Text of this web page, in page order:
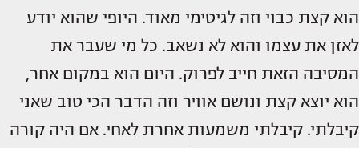
הוא קצת כבוי וזה לגיטימי מאוד. היופי שהוא יודע
לאזן את עצמו והוא לא נשאב. כל מי שעבר את
המסיבה הזאת חייב לפרוק. היום הוא במקום אחר,
הוא יוצא קצת ונושם אוויר וזה הדבר הכי טוב שאני
קיבלתי. קיבלתי משמעות אחרת לאחי. אם היה קורה